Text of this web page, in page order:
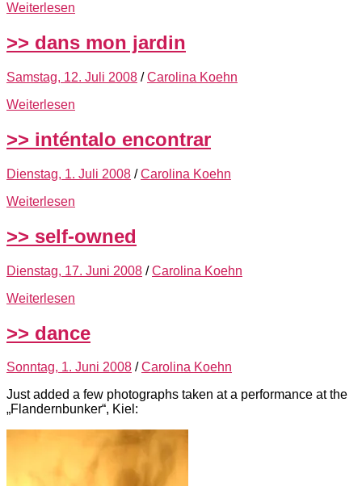
Weiterlesen
>> dans mon jardin
Samstag, 12. Juli 2008 /Carolina Koehn
Weiterlesen
>> inténtalo encontrar
Dienstag, 1. Juli 2008 /Carolina Koehn
Weiterlesen
>> self-owned
Dienstag, 17. Juni 2008 /Carolina Koehn
Weiterlesen
>> dance
Sonntag, 1. Juni 2008 / Carolina Koehn
Just added a few photographs taken at a performance at the
„Flandernbunker“, Kiel: